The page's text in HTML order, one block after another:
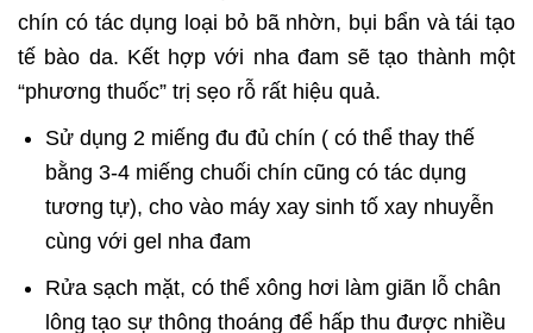
chín có tác dụng loại bỏ bã nhờn, bụi bẩn và tái tạo
tế bào da. Kết hợp với nha đam sẽ tạo thành một
“phương thuốc” trị sẹo rỗ rất hiệu quả.
Sử dụng 2 miếng đu đủ chín ( có thể thay thế
bằng 3-4 miếng chuối chín cũng có tác dụng
tương tự), cho vào máy xay sinh tố xay nhuyễn
cùng với gel nha đam
Rửa sạch mặt, có thể xông hơi làm giãn lỗ chân
lông tạo sự thông thoáng để hấp thu được nhiều